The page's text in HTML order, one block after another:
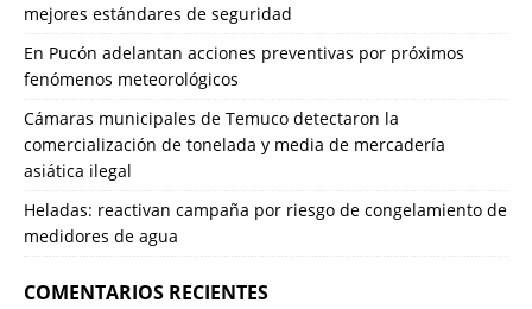
mejores estándares de seguridad
En Pucón adelantan acciones preventivas por próximos
fenómenos meteorológicos
Cámaras municipales de Temuco detectaron la
comercialización de tonelada y media de mercadería
asiática ilegal
Heladas: reactivan campaña por riesgo de congelamiento de
medidores de agua
COMENTARIOS RECIENTES